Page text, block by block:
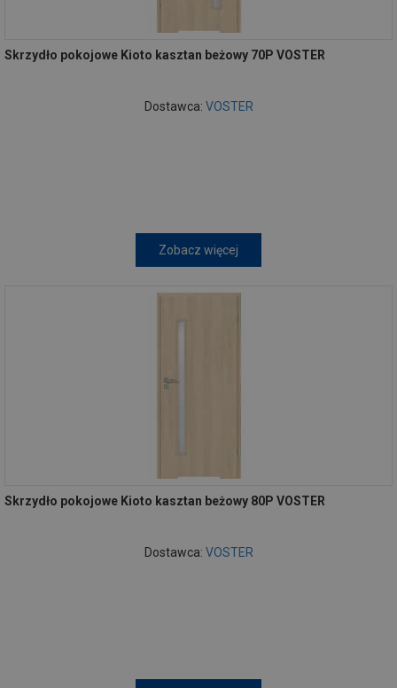
Skrzydło pokojowe Kioto kasztan beżowy 70P VOSTER
Dostawca: VOSTER
Zobacz więcej
Skrzydło pokojowe Kioto kasztan beżowy 80P VOSTER
Dostawca: VOSTER